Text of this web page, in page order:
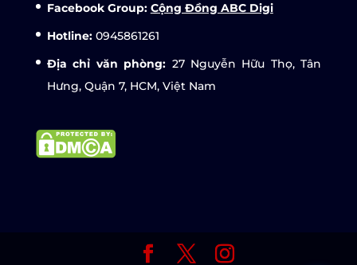
Facebook Group: Cộng Đồng ABC Digi
Hotline: 0945861261
Địa chỉ văn phòng: 27 Nguyễn Hữu Thọ, Tân
Hưng, Quận 7, HCM, Việt Nam